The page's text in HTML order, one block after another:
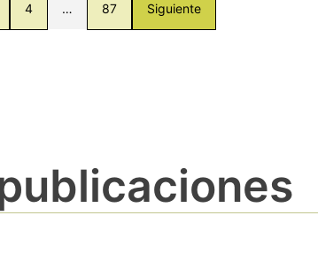
4 … 87 Siguiente